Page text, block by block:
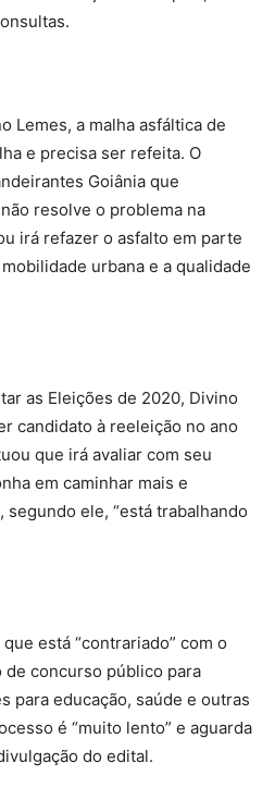
Lemes, a malha asfáltica de
e precisa ser refeita. O
Goiânia que
resolve o problema na
irá refazer o asfalto em parte
urbana e a qualidade
as Eleições de 2020, Divino
candidato à reeleição no ano
que irá avaliar com seu
em caminhar mais e
segundo ele, “está trabalhando
está “contrariado” com o
de concurso público para
para educação, saúde e outras
é “muito lento” e aguarda
do edital.